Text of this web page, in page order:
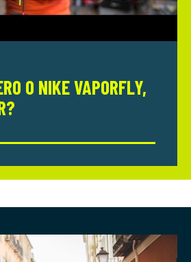
O NIKE VAPORFLY,